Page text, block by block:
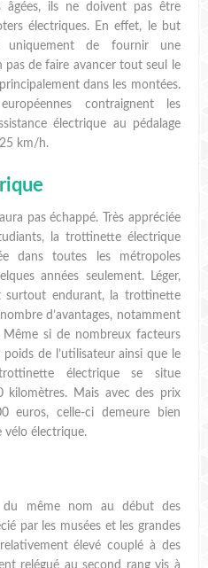
âgées, ils ne doivent pas être
électriques. En effet, le but
de fournir une
pas de faire avancer tout seul le
dans les montées.
contraignent les
électrique au pédalage
25 km/h.
pas échappé. Très appréciée
la trottinette électrique
dans toutes les métropoles
années seulement. Léger,
surtout endurant, la trottinette
d’avantages, notamment
si de nombreux facteurs
de l’utilisateur ainsi que le
électrique se situe
kilomètres. Mais avec des prix
euros, celle-ci demeure bien
vélo électrique.
du même nom au début des
par les musées et les grandes
élevé couplé à des
relégué au second rang vis à